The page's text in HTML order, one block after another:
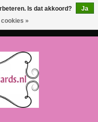
Is dat akkoord?
Ja
»